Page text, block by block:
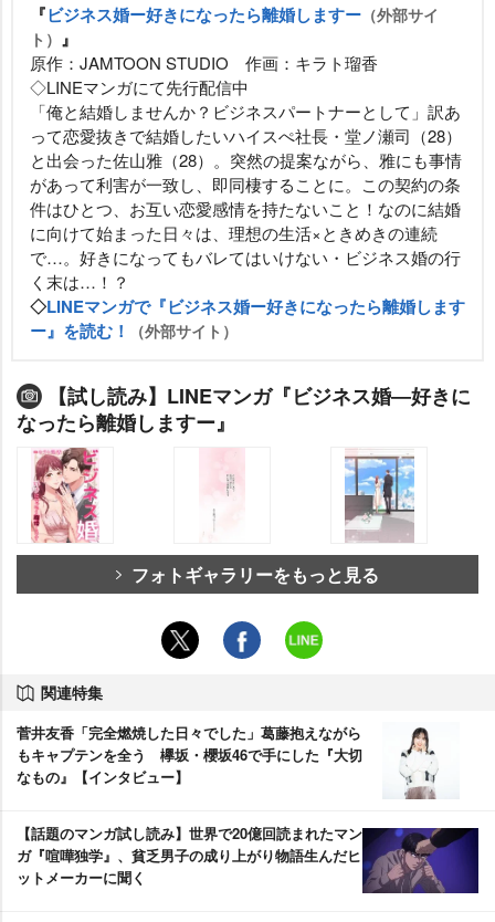
『ビジネス婚ー好きになったら離婚しますー （外部サイ
ト） 』
原作：JAMTOON STUDIO 作画：キラト瑠香
◇LINEマンガにて先行配信中
「俺と結婚しませんか？ビジネスパートナーとして」訳あ
って恋愛抜きで結婚したいハイスぺ社長・堂ノ瀬司（28）
と出会った佐山雅（28）。突然の提案ながら、雅にも事情
があって利害が一致し、即同棲することに。この契約の条
件はひとつ、お互い恋愛感情を持たないこと！なのに結婚
に向けて始まった日々は、理想の生活×ときめきの連続
で…。好きになってもバレてはいけない・ビジネス婚の行
く末は…！？
◇LINEマンガで『ビジネス婚ー好きになったら離婚します
ー』を読む！
（外部サイト）
【試し読み】LINEマンガ『ビジネス婚―好きに
なったら離婚しますー』
フォトギャラリーをもっと見る
関連特集
菅井友香「完全燃焼した日々でした」葛藤抱えながら
もキャプテンを全う 欅坂・櫻坂46で手にした『大切
なもの』【インタビュー】
【話題のマンガ試し読み】世界で20億回読まれたマン
ガ『喧嘩独学』、貧乏男子の成り上がり物語生んだヒ
ットメーカーに聞く